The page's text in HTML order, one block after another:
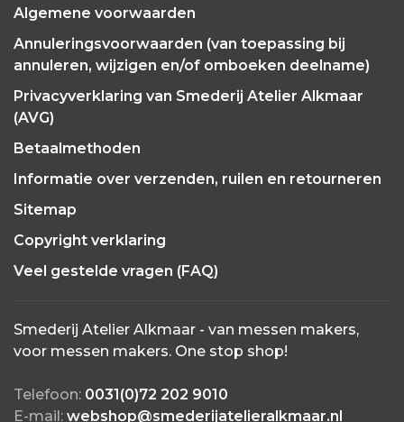
Algemene voorwaarden
Annuleringsvoorwaarden (van toepassing bij
annuleren, wijzigen en/of omboeken deelname)
Privacyverklaring van Smederij Atelier Alkmaar
(AVG)
Betaalmethoden
Informatie over verzenden, ruilen en retourneren
Sitemap
Copyright verklaring
Veel gestelde vragen (FAQ)
Smederij Atelier Alkmaar - van messen makers,
voor messen makers. One stop shop!
Telefoon: 0031(0)72 202 9010
E-mail: webshop@smederijatelieralkmaar.nl